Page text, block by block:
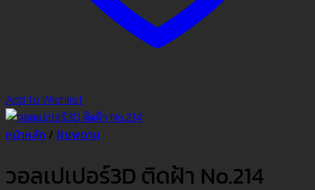
Add to Wishlist
หน้าหลัก / ฝ้าเพดาน
วอลเปเปอร์3D ติดฝ้า No.214